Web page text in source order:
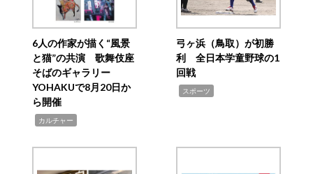
6人の作家が描く“風景
と猫”の共演 歌舞伎座
そばのギャラリー
YOHAKUで8月20日か
ら開催
カルチャー
弓ヶ浜（鳥取）が初勝
利 全日本学童野球の1
回戦
スポーツ